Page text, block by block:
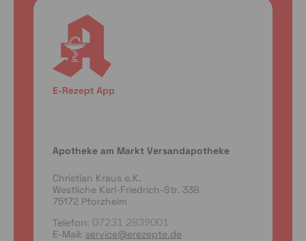
Apotheke am Markt Versandapotheke
Christian Kraus e.K.
Westliche Karl-Friedrich-Str. 338
75172 Pforzheim
Telefon: 07231 2839001
E-Mail: service@erezepte.de